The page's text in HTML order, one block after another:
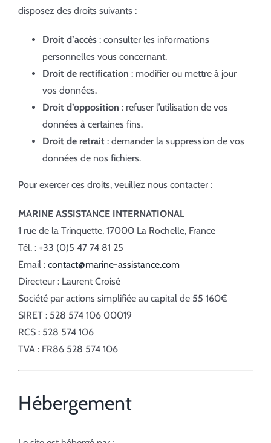
disposez des droits suivants :
Droit d’accès: consulter les informations
personnelles vous concernant.
Droit de rectification : modifier ou mettre à jour
vos données.
Droit d’opposition : refuser l’utilisation de vos
données à certaines fins.
Droit de retrait: demander la suppression de vos
données de nos fichiers.
Pour exercer ces droits, veuillez nous contacter :
MARINE ASSISTANCE INTERNATIONAL
1 rue de la Trinquette, 17000 La Rochelle, France
Tél. : +33 (0)5 47 74 81 25
Email : contact@marine-assistance.com
Directeur : Laurent Croisé
Société par actions simplifiée au capital de 55 160€
SIRET : 528 574 106 00019
RCS : 528 574 106
TVA : FR86 528 574 106
Hébergement